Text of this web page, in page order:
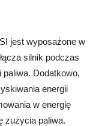
jest wyposażone w
silnik podczas
Dodatkowo,
energii
w energię
zużycia paliwa.